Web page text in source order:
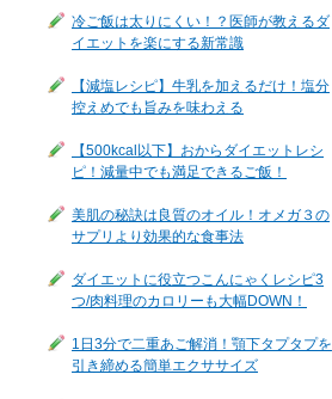
冷ご飯は太りにくい！？医師が教えるダ
イエットを楽にする新常識
【減塩レシピ】牛乳を加えるだけ！塩分
控えめでも旨みを味わえる
【500kcal以下】おからダイエットレシ
ピ！減量中でも満足できるご飯！
美肌の秘訣は良質のオイル！オメガ３の
サプリより効果的な食事法
ダイエットに役立つこんにゃくレシピ3
つ/肉料理のカロリーも大幅DOWN！
1日3分で二重あご解消！顎下タプタプを
引き締める簡単エクササイズ